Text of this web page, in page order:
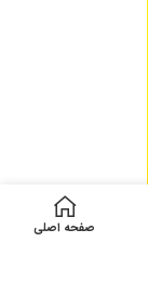
صفحه اصلی